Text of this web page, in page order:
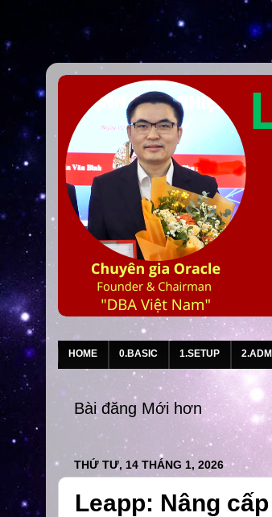
HOME 0.BASIC 1.SETUP
Bài đăng Mới hơn
THỨ TƯ, 14 THÁNG 1, 2026
Leapp: Nâng